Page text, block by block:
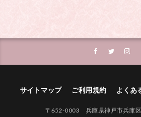
サイトマップ ご利用規約 よくあ
〒652-0003 兵庫県神戸市兵庫